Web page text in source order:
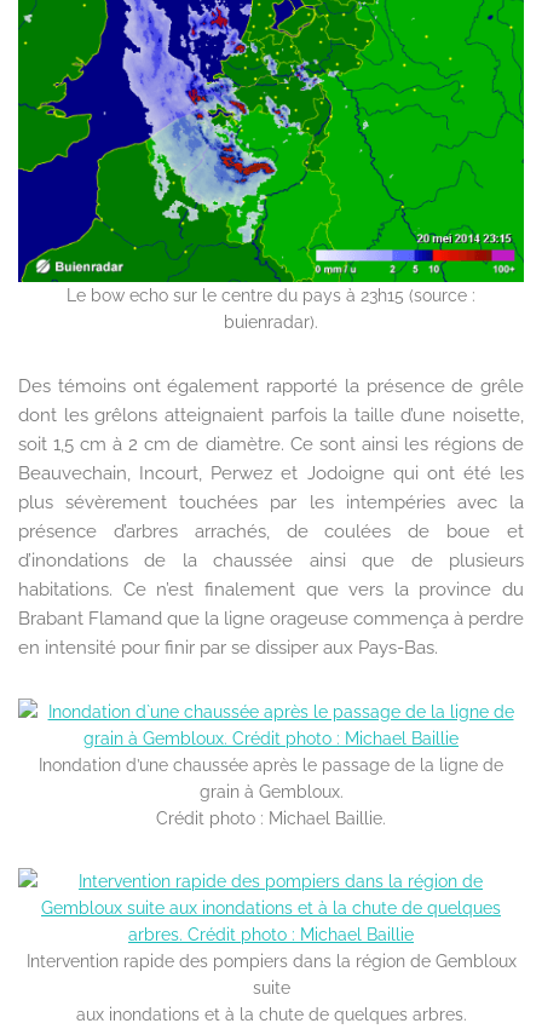
Le bow echo sur le centre du pays à 23h15 (source :
buienradar).
Des témoins ont également rapporté la présence de grêle
dont les grêlons atteignaient parfois la taille d’une noisette,
soit 1,5 cm à 2 cm de diamètre. Ce sont ainsi les régions de
Beauvechain, Incourt, Perwez et Jodoigne qui ont été les
plus sévèrement touchées par les intempéries avec la
présence d’arbres arrachés, de coulées de boue et
d’inondations de la chaussée ainsi que de plusieurs
habitations. Ce n’est finalement que vers la province du
Brabant Flamand que la ligne orageuse commença à perdre
en intensité pour finir par se dissiper aux Pays-Bas.
Inondation d’une chaussée après le passage de la ligne de
grain à Gembloux.
Crédit photo : Michael Baillie.
Intervention rapide des pompiers dans la région de Gembloux
suite
aux inondations et à la chute de quelques arbres.